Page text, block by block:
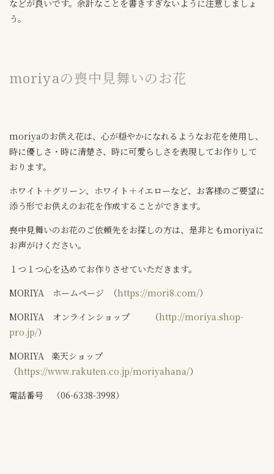
などが良いです。余計なことを書きすぎないように注意しましょ
う。
moriyaの喪中見舞いのお花
moriyaのお供え花は、心が穏やかになれるようなお花を使用し、
時に優しさ・時に清楚さ、時に可愛らしさを表現してお作りして
おります。
ホワイト＋グリーン、ホワイト＋イエローなど、お客様のご要望に
添う形でお供えのお花を作成することができます。
喪中見舞いのお花のご依頼先をお探しの方は、是非ともmoriyaに
お声がけください。
１つ１つ心を込めてお作りさせていただきます。
MORIYA ホームページ （https://mori8.com/）
MORIYA オンラインショップ （http://moriya.shop-
pro.jp/）
MORIYA 楽天ショップ
（https://www.rakuten.co.jp/moriyahana/）
電話番号 （06-6338-3998）